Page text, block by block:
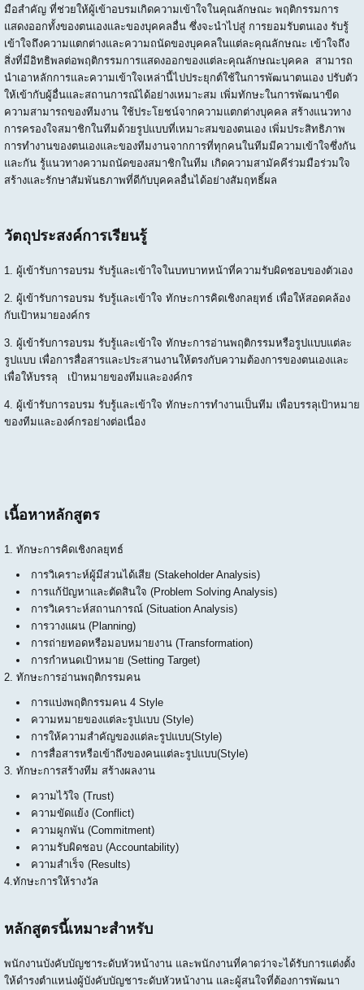
มือสำคัญ ที่ช่วยให้ผู้เข้าอบรมเกิดความเข้าใจในคุณลักษณะ พฤติกรรมการ
แสดงออกทั้งของตนเองและของบุคคลอื่น ซึ่งจะนำไปสู่ การยอมรับตนเอง รับรู้
เข้าใจถึงความแตกต่างและความถนัดของบุคคลในแต่ละคุณลักษณะ เข้าใจถึง
สิ่งที่มีอิทธิพลต่อพฤติกรรมการแสดงออกของแต่ละคุณลักษณะบุคคล สามารถ
นำเอาหลักการและความเข้าใจเหล่านี้ไปประยุกต์ใช้ในการพัฒนาตนเอง ปรับตัว
ให้เข้ากับผู้อื่นและสถานการณ์ได้อย่างเหมาะสม เพิ่มทักษะในการพัฒนาขีด
ความสามารถของทีมงาน ใช้ประโยชน์จากความแตกต่างบุคคล สร้างแนวทาง
การครองใจสมาชิกในทีมด้วยรูปแบบที่เหมาะสมของตนเอง เพิ่มประสิทธิภาพ
การทำงานของตนเองและของทีมงานจากการที่ทุกคนในทีมมีความเข้าใจซึ่งกัน
และกัน รู้แนวทางความถนัดของสมาชิกในทีม เกิดความสามัคคีร่วมมือร่วมใจ
สร้างและรักษาสัมพันธภาพที่ดีกับบุคคลอื่นได้อย่างสัมฤทธิ์ผล
วัตถุประสงค์การเรียนรู้
1. ผู้เข้ารับการอบรม รับรู้และเข้าใจในบทบาทหน้าที่ความรับผิดชอบของตัวเอง
2. ผู้เข้ารับการอบรม รับรู้และเข้าใจ ทักษะการคิดเชิงกลยุทธ์ เพื่อให้สอดคล้อง
กับเป้าหมายองค์กร
3. ผู้เข้ารับการอบรม รับรู้และเข้าใจ ทักษะการอ่านพฤติกรรมหรือรูปแบบแต่ละ
รูปแบบ เพื่อการสื่อสารและประสานงานให้ตรงกับความต้องการของตนเองและ
เพื่อให้บรรลุ เป้าหมายของทีมและองค์กร
4. ผู้เข้ารับการอบรม รับรู้และเข้าใจ ทักษะการทำงานเป็นทีม เพื่อบรรลุเป้าหมาย
ของทีมและองค์กรอย่างต่อเนื่อง
เนื้อหาหลักสูตร
1. ทักษะการคิดเชิงกลยุทธ์
การวิเคราะห์ผู้มีส่วนได้เสีย (Stakeholder Analysis)
การแก้ปัญหาและตัดสินใจ (Problem Solving Analysis)
การวิเคราะห์สถานการณ์ (Situation Analysis)
การวางแผน (Planning)
การถ่ายทอดหรือมอบหมายงาน (Transformation)
การกำหนดเป้าหมาย (Setting Target)
2. ทักษะการอ่านพฤติกรรมคน
การแบ่งพฤติกรรมคน 4 Style
ความหมายของแต่ละรูปแบบ (Style)
การให้ความสำคัญของแต่ละรูปแบบ(Style)
การสื่อสารหรือเข้าถึงของคนแต่ละรูปแบบ(Style)
3. ทักษะการสร้างทีม สร้างผลงาน
ความไว้ใจ (Trust)
ความขัดแย้ง (Conflict)
ความผูกพัน (Commitment)
ความรับผิดชอบ (Accountability)
ความสำเร็จ (Results)
4.ทักษะการให้รางวัล
หลักสูตรนี้เหมาะสำหรับ
พนักงานบังคับบัญชาระดับหัวหน้างาน และพนักงานที่คาดว่าจะได้รับการแต่งตั้ง
ให้ดำรงตำแหน่งผู้บังคับบัญชาระดับหัวหน้างาน และผู้สนใจที่ต้องการพัฒนา